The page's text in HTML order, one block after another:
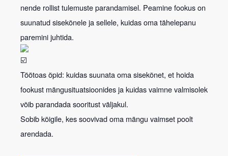
nende rollist tulemuste parandamisel. Peamine fookus on
suunatud sisekõnele ja sellele, kuidas oma tähelepanu
paremini juhtida.
Töötoas õpid: kuidas suunata oma sisekõnet, et hoida
fookust mängusituatsioonides ja kuidas vaimne valmisolek
võib parandada sooritust väljakul.
Sobib kõigile, kes soovivad oma mängu vaimset poolt
arendada.